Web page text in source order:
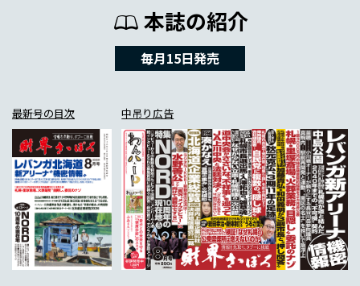
本誌の紹介
毎月15日発売
最新号の目次 中吊り広告